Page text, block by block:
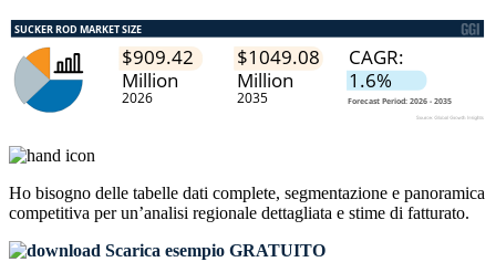
Ho bisogno delle tabelle dati complete, segmentazione e panoramica
competitiva per un’analisi regionale dettagliata e stime di fatturato.
Scarica esempio GRATUITO